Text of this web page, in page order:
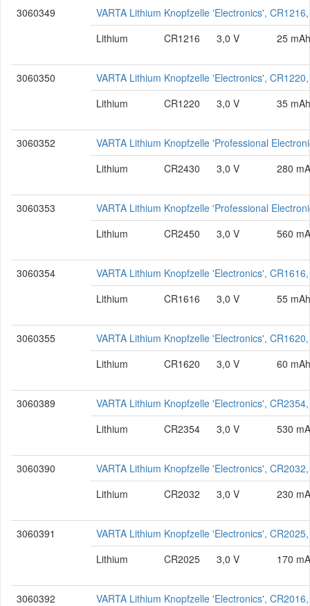
3060349
VARTA Lithium Knopfzelle 'Electronics',
Lithium
CR1216 3,0 V 25 mAh
3060350
VARTA Lithium Knopfzelle 'Electronics',
Lithium
CR1220 3,0 V 35 mAh
3060352
VARTA Lithium Knopfzelle 'Professional
Lithium
CR2430 3,0 V 280
3060353
VARTA Lithium Knopfzelle 'Professional
Lithium
CR2450 3,0 V 560
3060354
VARTA Lithium Knopfzelle 'Electronics',
Lithium
CR1616 3,0 V 55 mAh
3060355
VARTA Lithium Knopfzelle 'Electronics',
Lithium
CR1620 3,0 V 60 mAh
3060389
VARTA Lithium Knopfzelle 'Electronics',
Lithium
CR2354 3,0 V 530
3060390
VARTA Lithium Knopfzelle 'Electronics',
Lithium
CR2032 3,0 V 230
3060391
VARTA Lithium Knopfzelle 'Electronics',
Lithium
CR2025 3,0 V 170
3060392
VARTA Lithium Knopfzelle 'Electronics',